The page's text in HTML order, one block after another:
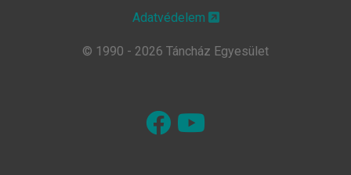
Adatvédelem
© 1990 - 2026 Táncház Egyesület